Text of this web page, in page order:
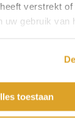
verstrekt
uw gebruik van
toestaan